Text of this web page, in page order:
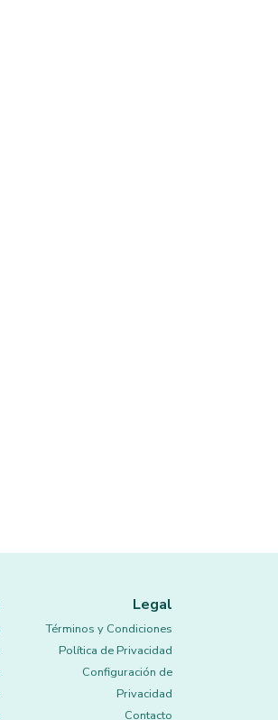
Legal
Términos y Condiciones
Política de Privacidad
Configuración de
Privacidad
Contacto